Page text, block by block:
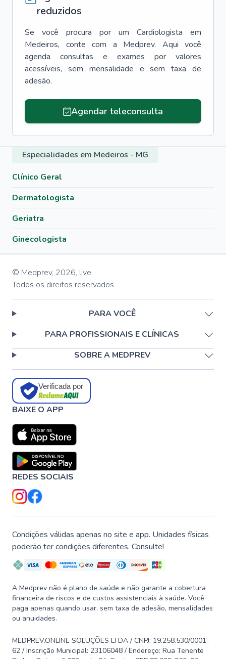
reduzidos
Se você procura por um Cardiologista
em
Medeiros, conte com a Medprev. Aqui você
agenda consultas e exames por valores
acessíveis, sem mensalidade e sem taxa de
adesão.
Agendar teleconsulta
Especialidades em Medeiros - MG
Clínico Geral
Dermatologista
Geriatra
Ginecologista
© Medprev, 2026, live
Todos os direitos reservados
PARA VOCÊ
PARA PROFISSIONAIS E CLÍNICAS
SOBRE A MEDPREV
Verificada por
BAIXE O APP
REDES SOCIAIS
Condições válidas apenas no site e app. Unidades físicas
poderão ter condições diferentes. Consulte!
A Medprev não é plano de saúde e não garante a cobertura
financeira de riscos e de custos assistenciais à saúde. Você
paga apenas quando usar, sem taxa de adesão, mensalidades
ou anuidades.
MEDPREV.ONLINE SOLUÇÕES LTDA / CNPJ: 19.258.530/0001-
62 / Inscrição Municipal: 23106048 / Endereço: Rua Tenente